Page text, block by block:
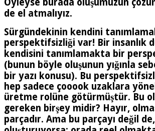
de el atmalıyız.
Sürgündekinin kendini
perspektifsizliği var! Bir insanlık
kendisini tanımlamakta bir
(bunun böyle oluşunun yığınla
bir yazı konusu). Bu
hep sadece çooook uzaklara
üretme rolüne götürmüştür. Bu
gereken birşey midir? Hayır,
parçadır. Ama bu parçayı değil